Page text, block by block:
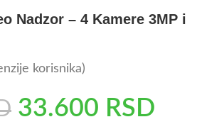
Nadzor – 4 Kamere 3MP i
korisnika)
33.600 RSD